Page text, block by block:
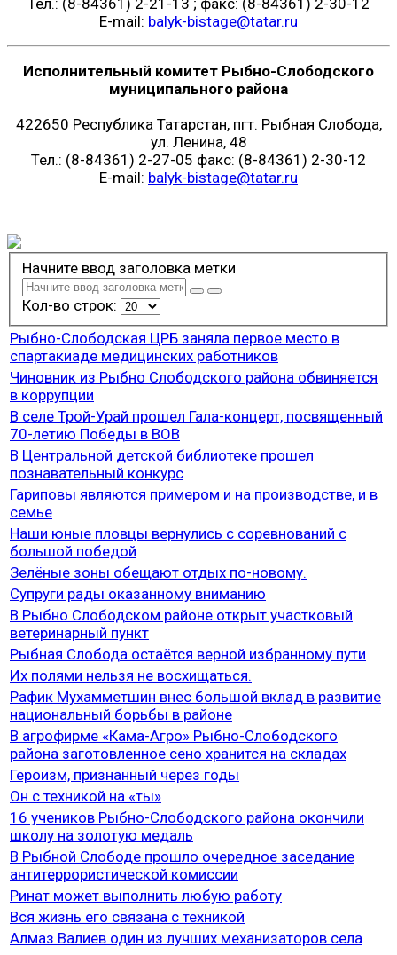
E-mail: balyk-bistage@tatar.ru
Исполнительный комитет Рыбно-Слободского
муниципального района
422650 Республика Татарстан, пгт. Рыбная Слобода,
ул. Ленина, 48
Тел.: (8-84361) 2-27-05 факс: (8-84361) 2-30-12
E-mail: balyk-bistage@tatar.ru
Начните ввод заголовка метки
Кол-во строк:
Рыбно-Слободская ЦРБ заняла первое место в
спартакиаде медицинских работников
Чиновник из Рыбно Слободского района обвиняется
в коррупции
В селе Трой-Урай прошел Гала-концерт, посвященный
70-летию Победы в ВОВ
В Центральной детской библиотеке прошел
познавательный конкурс
Гариповы являются примером и на производстве, и в
семье
Наши юные пловцы вернулись с соревнований с
большой победой
Зелёные зоны обещают отдых по-новому.
Супруги рады оказанному вниманию
В Рыбно Слободском районе открыт участковый
ветеринарный пункт
Рыбная Слобода остаётся верной избранному пути
Их полями нельзя не восхищаться.
Рафик Мухамметшин внес большой вклад в развитие
национальный борьбы в районе
В агрофирме «Кама-Агро» Рыбно-Слободского
района заготовленное сено хранится на складах
Героизм, признанный через годы
Он с техникой на «ты»
16 учеников Рыбно-Слободского района окончили
школу на золотую медаль
В Рыбной Слободе прошло очередное заседание
антитеррористической комиссии
Ринат может выполнить любую работу
Вся жизнь его связана с техникой
Алмаз Валиев один из лучших механизаторов села